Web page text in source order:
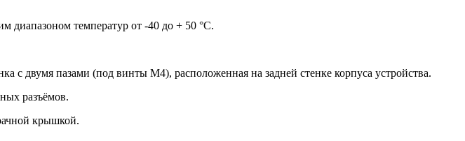
диапазоном температур от -40 до + 50 °С.
с двумя пазами (под винты М4), расположенная на задней стенке корпуса устройства.
разъёмов.
крышкой.